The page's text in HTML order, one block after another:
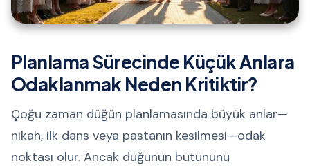
Planlama Sürecinde Küçük Anlara
Odaklanmak Neden Kritiktir?
Çoğu zaman düğün planlamasında büyük anlar—
nikah, ilk dans veya pastanın kesilmesi—odak
noktası olur. Ancak düğünün bütününü